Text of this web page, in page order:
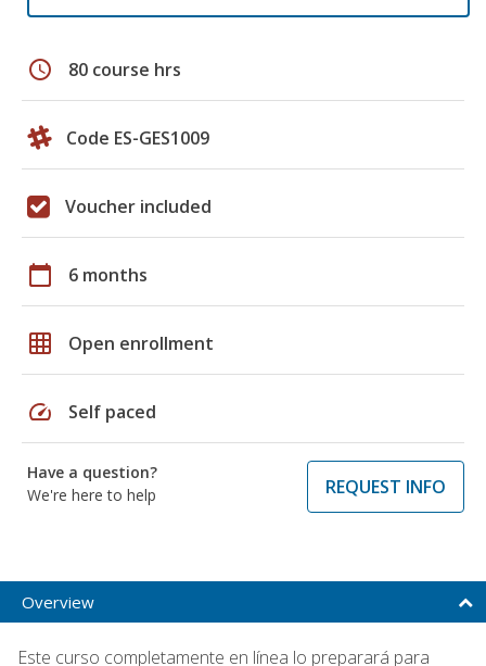
schedule 80 course hrs
Code ES-GES1009
Voucher included
calendar_today 6 months
grid_on Open enrollment
speed Self paced
Have a question?
We're here to help
REQUEST INFO
Overview
Este curso completamente en línea lo preparará para